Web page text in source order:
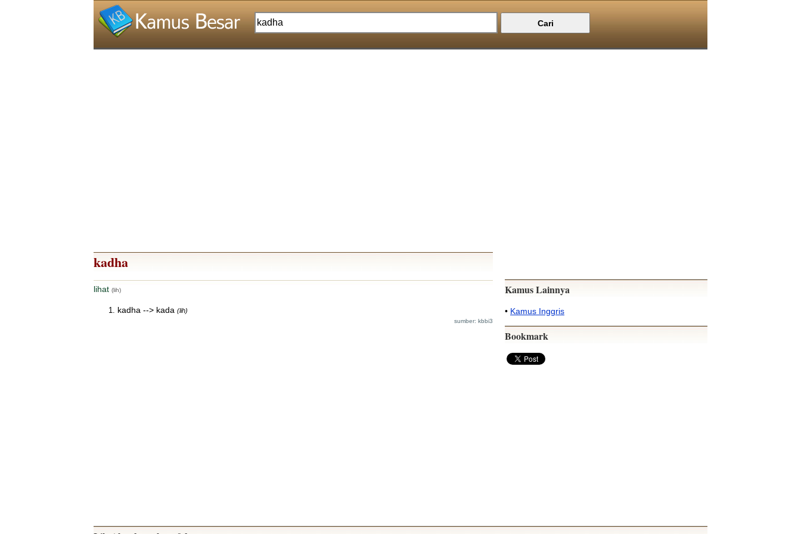
kadha
lihat (lih)
kadha --> kada (lih)
sumber: kbbi3
Kamus Lainnya
• Kamus Inggris
Bookmark